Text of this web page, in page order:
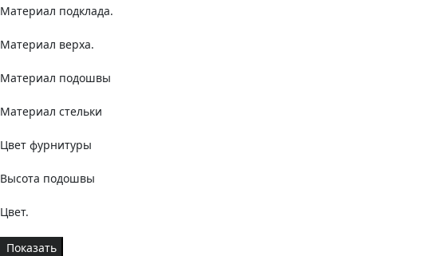
Материал подклада.
Материал верха.
Материал подошвы
Материал стельки
Цвет фурнитуры
Высота подошвы
Цвет.
Показать